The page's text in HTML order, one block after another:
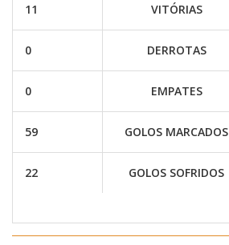
11 VITÓRIAS
0 DERROTAS
0 EMPATES
59 GOLOS MARCADOS
22 GOLOS SOFRIDOS